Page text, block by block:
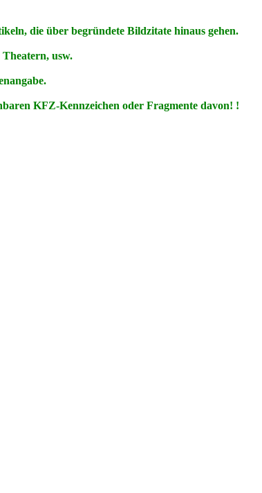
die über begründete Bildzitate hinaus gehen.
usw.
KFZ-Kennzeichen oder Fragmente davon! !